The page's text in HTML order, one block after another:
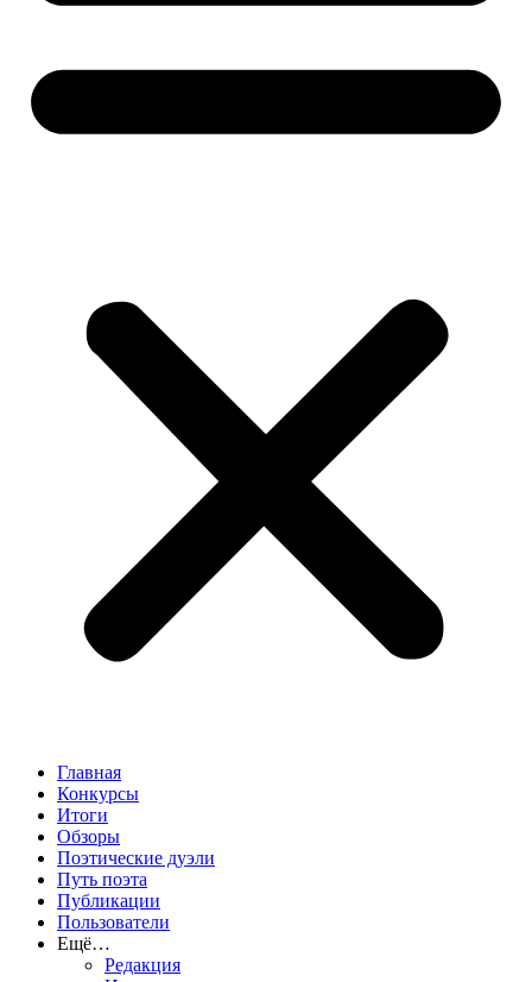
Главная
Конкурсы
Итоги
Обзоры
Поэтические дуэли
Путь поэта
Публикации
Пользователи
Ещё…
Редакция